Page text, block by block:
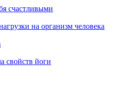
счастливыми
на организм человека
свойств йоги